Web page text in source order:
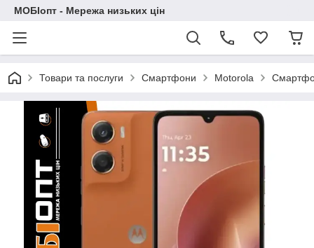
МОБІопт - Мережа низьких цін
Товари та послуги Смартфони Motorola